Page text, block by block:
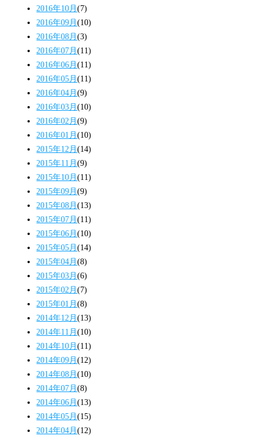
2016年10月(7)
2016年09月(10)
2016年08月(3)
2016年07月(11)
2016年06月(11)
2016年05月(11)
2016年04月(9)
2016年03月(10)
2016年02月(9)
2016年01月(10)
2015年12月(14)
2015年11月(9)
2015年10月(11)
2015年09月(9)
2015年08月(13)
2015年07月(11)
2015年06月(10)
2015年05月(14)
2015年04月(8)
2015年03月(6)
2015年02月(7)
2015年01月(8)
2014年12月(13)
2014年11月(10)
2014年10月(11)
2014年09月(12)
2014年08月(10)
2014年07月(8)
2014年06月(13)
2014年05月(15)
2014年04月(12)